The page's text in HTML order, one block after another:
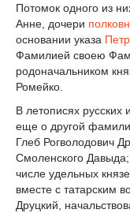
Потомок одного из
Анне, дочери
основании указа
Фамилией своею
родоначальником
Ромейко.
В летописях русских
еще о другой
Глеб Рогволодович
Смоленского
числе удельных
вместе с татарским
Друцкий,